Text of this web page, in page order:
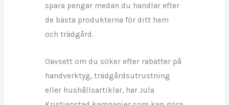
spara pengar medan du handlar efter
de bästa produkterna för ditt hem
och trädgård.
Oavsett om du söker efter rabatter på
handverktyg, trädgårdsutrustning
eller hushållsartiklar, har Jula